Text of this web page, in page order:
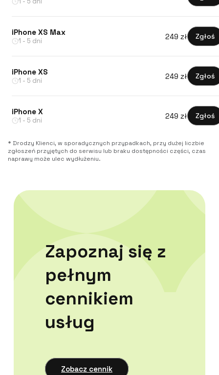
iPhone XS Max
1 - 5 dni 249 zł Zgłoś
iPhone XS
1 - 5 dni 249 zł Zgłoś
iPhone X
1 - 5 dni 249 zł Zgłoś
* Drodzy Klienci, w sporadycznych przypadkach, przy dużej liczbie
zgłoszeń przyjętych do serwisu lub braku dostępności części, czas
naprawy może ulec wydłużeniu.
Zapoznaj się z
pełnym
cennikiem
usług
Zobacz cennik